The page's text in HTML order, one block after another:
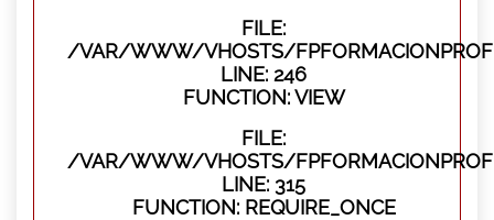
FILE:
/VAR/WWW/VHOSTS/
LINE: 246
FUNCTION: VIEW
FILE:
/VAR/WWW/VHOSTS/
LINE: 315
FUNCTION: REQUIRE_ONCE